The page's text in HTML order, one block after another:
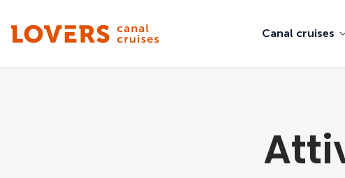
Canal cruises